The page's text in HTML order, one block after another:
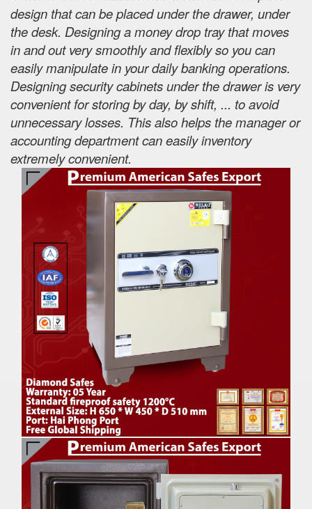
design that can be placed under the drawer, under
the desk. Designing a money drop tray that moves
in and out very smoothly and flexibly so you can
easily manipulate in your daily banking operations.
Designing security cabinets under the drawer is very
convenient for storing by day, by shift, ... to avoid
unnecessary losses. This also helps the manager or
accounting department can easily inventory
extremely convenient.